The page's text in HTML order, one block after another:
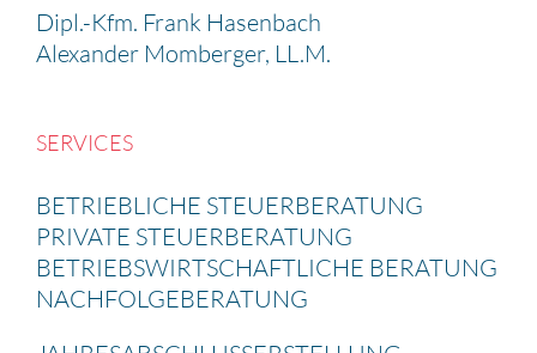
Dipl.-Kfm. Frank Hasen­bach
Alexander Momberger, LL.M.
SERVICES
BETRIEB­LICHE STEUER­BE­RA­TUNG
PRIVATE STEUER­BE­RA­TUNG
BETRIEBS­WIRT­SCHAFT­LICHE BERATUNG
NACHFOL­GE­BE­RA­TUNG